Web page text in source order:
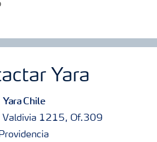
Yara
Yara Chile
Valdivia 1215, Of.309